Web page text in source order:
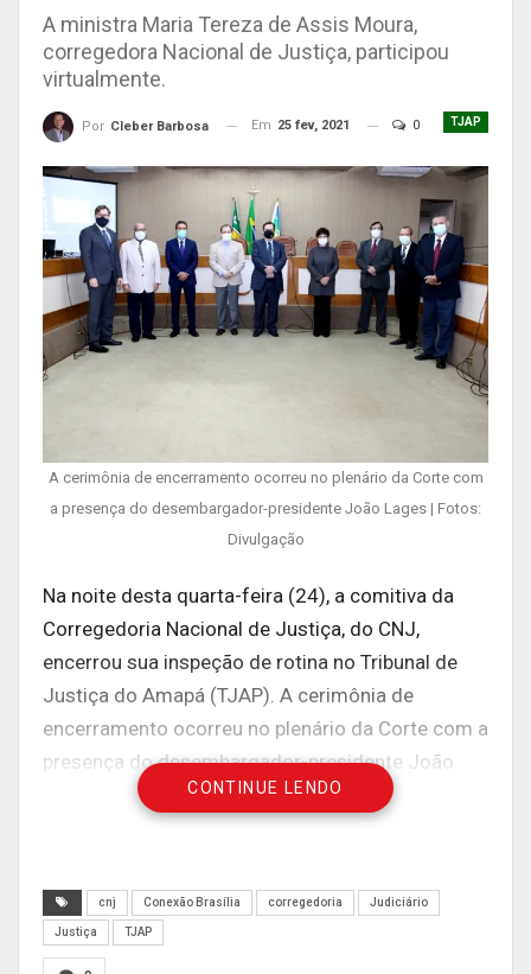
A ministra Maria Tereza de Assis Moura,
corregedora Nacional de Justiça, participou
virtualmente.
TJAP
Por Cleber Barbosa Em 25 fev, 2021 0
A cerimônia de encerramento ocorreu no plenário da Corte com
a presença do desembargador-presidente João Lages | Fotos:
Divulgação
Na noite desta quarta-feira (24), a comitiva da
Corregedoria Nacional de Justiça, do CNJ,
encerrou sua inspeção de rotina no Tribunal de
Justiça do Amapá (TJAP). A cerimônia de
encerramento ocorreu no plenário da Corte com a
presença do desembargador-presidente João
Lages, juntamente com os desembargadores
Gilberto Pinheiro (decano), Carmo Antônio de
Junior, Sueli Pini (vice-presidente), Carlos Tork
(virtualmente), Rommel Araújo (presidente eleito)
e Adão Carvalho; bem como do desembargador
CONTINUE LENDO
cnj Conexão Brasília corregedoria Judiciário
Justiça TJAP